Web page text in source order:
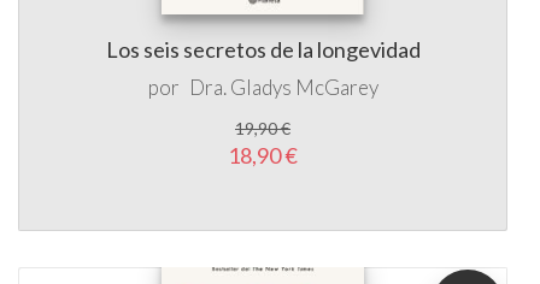
Los seis secretos de la longevidad
por Dra. Gladys McGarey
19,90 €
18,90 €